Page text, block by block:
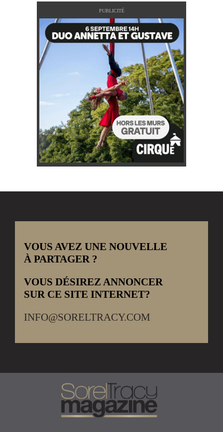
PUBLICITÉ
VOUS AVEZ UNE NOUVELLE
À PARTAGER ?
VOUS DÉSIREZ ANNONCER
SUR CE SITE INTERNET?
INFO@SORELTRACY.COM